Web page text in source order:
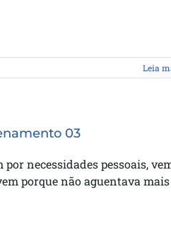
Leia
03
necessidades pessoais,
porque não aguentava